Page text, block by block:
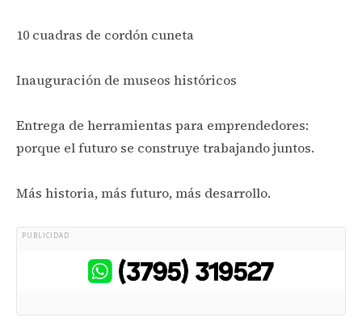
10 cuadras de cordón cuneta
Inauguración de museos históricos
Entrega de herramientas para emprendedores:
porque el futuro se construye trabajando juntos.
Más historia, más futuro, más desarrollo.
PUBLICIDAD